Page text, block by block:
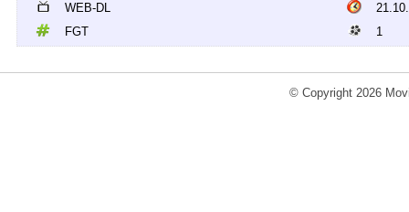
WEB-DL
FGT
1
© Copyright 2026